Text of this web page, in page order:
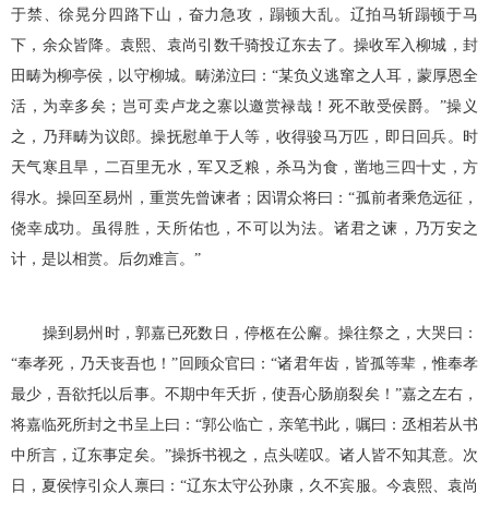
于禁、徐晃分四路下山，奋力急攻，蹋顿大乱。辽拍马斩蹋顿于马
下，余众皆降。袁熙、袁尚引数千骑投辽东去了。操收军入柳城，封
田畴为柳亭侯，以守柳城。畴涕泣曰：“某负义逃窜之人耳，蒙厚恩全
活，为幸多矣；岂可卖卢龙之寨以邀赏禄哉！死不敢受侯爵。”操义
之，乃拜畴为议郎。操抚慰单于人等，收得骏马万匹，即日回兵。时
天气寒且旱，二百里无水，军又乏粮，杀马为食，凿地三四十丈，方
得水。操回至易州，重赏先曾谏者；因谓众将曰：“孤前者乘危远征，
侥幸成功。虽得胜，天所佑也，不可以为法。诸君之谏，乃万安之
计，是以相赏。后勿难言。”
操到易州时，郭嘉已死数日，停柩在公廨。操往祭之，大哭曰：
“奉孝死，乃天丧吾也！”回顾众官曰：“诸君年齿，皆孤等辈，惟奉孝
最少，吾欲托以后事。不期中年夭折，使吾心肠崩裂矣！”嘉之左右，
将嘉临死所封之书呈上曰：“郭公临亡，亲笔书此，嘱曰：丞相若从书
中所言，辽东事定矣。”操拆书视之，点头嗟叹。诸人皆不知其意。次
日，夏侯惇引众人禀曰：“辽东太守公孙康，久不宾服。今袁熙、袁尚